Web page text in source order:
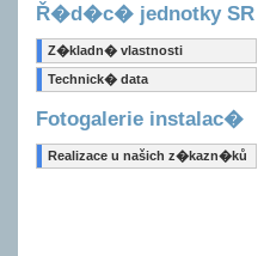
Ř�d�c� jednotky SR
Z�kladn� vlastnosti
Technick� data
Fotogalerie instalac�
Realizace u našich z�kazn�ků